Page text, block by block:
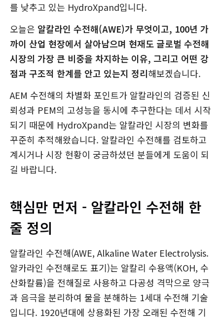
를 낮추고 있는 HydroXpand입니다.
오늘은 알칼라인 수전해(AWE)가 무엇이고, 100년 가
까이 산업 현장에서 살아남으며 현재도 글로벌 수전해
시장의 가장 큰 비중을 차지하는 이유, 그리고 어떤 강
점과 구조적 한계를 안고 있는지 정리해보겠습니다.
AEM 수전해의 차별화 포인트가 알칼라인의 검증된 신
뢰성과 PEM의 고성능을 동시에 추구한다는 데서 시작
되기 때문에 HydroXpand는 알칼라인 시장의 변화를
꾸준히 추적해왔습니다. 알칼라인 수전해를 검토하고
계시거나 시장 현황이 궁금하셨던 분들에게 도움이 되
길 바랍니다.
핵심만 먼저 - 알칼라인 수전해 한
줄 정의
알칼라인 수전해(AWE, Alkaline Water Electrolysis.
알카라인 수전해로도 표기)는 알칼리 수용액(KOH, 수
산화칼륨)을 전해질로 사용하고 다공성 격막으로 양극
과 음극을 분리하여 물을 분해하는 1세대 수전해 기술
입니다. 1920년대에 상용화된 가장 오래된 수전해 기